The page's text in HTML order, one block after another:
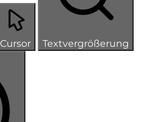
Cursor Textvergrößerung